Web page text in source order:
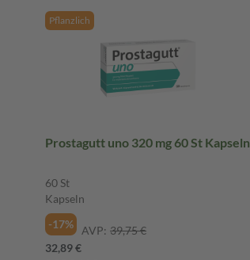
Pflanzlich
Prostagutt uno 320 mg 60 St Kapseln
60 St
Kapseln
-17%
AVP: 39,75 €
32,89 €